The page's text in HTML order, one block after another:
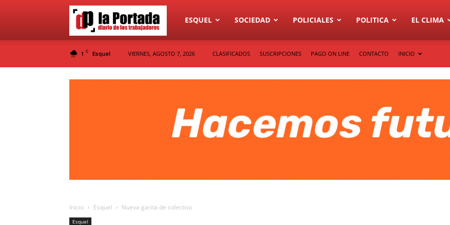
Diario
La
ESQUEL SOCIEDAD POLICIALES POLITICA EL CLIMA
1 C Esquel VIERNES, AGOSTO 7, 2026 CLASIFICADOS SUSCRIPCIONES PAGO ON LINE CONTACTO INICIO
Inicio Esquel Nueva garita de colectivo
Esquel